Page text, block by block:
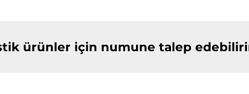
ürünler için numune talep